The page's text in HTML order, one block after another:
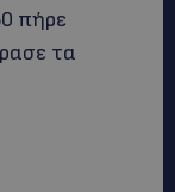
πήρε
τα